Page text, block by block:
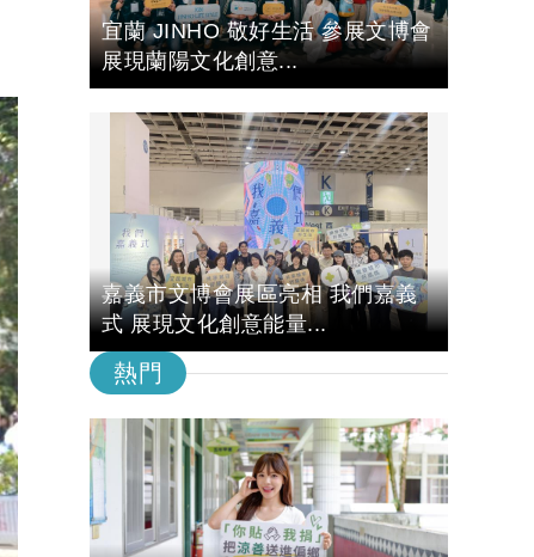
宜蘭 JINHO 敬好生活 參展文博會
展現蘭陽文化創意...
嘉義市文博會展區亮相 我們嘉義
式 展現文化創意能量...
熱門